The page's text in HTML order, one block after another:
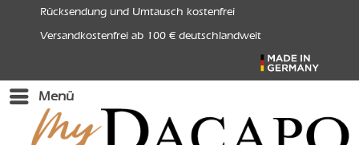
Rücksendung und Umtausch kostenfrei
Versandkostenfrei ab 100 € deutschlandweit
Menü